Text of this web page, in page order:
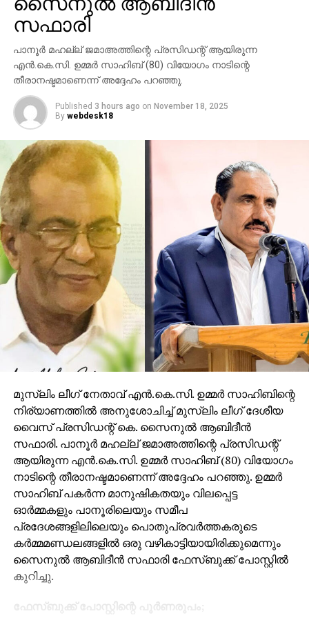
അവരോട് ഏറ്റുമുട്ടി വിജയിക്കട്ടെ
നമ്മുടെ എല്ലാം പ്രാർത്ഥന സഫലമായി മമ്മൂട്ടി
രോഗത്തെ തോൽപിച്ചു വീണ്ടും തിരിച്ചു വന്നിരിക്കുന്നു.
..നാട്യ കലയിൽ സപര്യ തുടരാൻ. ..തുടർന്നും മമ്മൂട്ടി
നമ്മെ വിസ്മയിപ്പിക്കട്ടെ
ഒരു ആഗ്രഹം കൂടി പങ്കു വയ്ക്കുന്നു :
കേരള സമൂഹത്തെ മാറ്റി മറിച്ച മഹാത്മാ അയ്യങ്കാളി
എന്ന ചരിത്ര പുരുഷനെ മമ്മൂട്ടി അഭ്രപാളികളിൽ
അവതരിപ്പിച്ചു കാണണം എന്ന ആഗ്രഹം
ഒരുMammootty fan
സഫാരി
പാനൂര്‍ മഹല്ല് ജമാഅത്തിന്റെ പ്രസിഡന്റ് ആയിരുന്ന
എന്‍.കെ.സി. ഉമ്മര്‍ സാഹിബ് (80) വിയോഗം നാടിന്റെ
തീരാനഷ്ടമാണെന്ന് അദ്ദേഹം പറഞ്ഞു.
Published 3 hours ago on November 18, 2025
By webdesk18
മുസ്‌ലിം ലീഗ് നേതാവ് എന്‍.കെ.സി. ഉമ്മര്‍ സാഹിബിന്റെ
നിര്യാണത്തില്‍ അനുശോചിച്ച് മുസ്‌ലിം ലീഗ് ദേശീയ
വൈസ് പ്രസിഡന്റ് കെ. സൈനുല്‍ ആബിദീന്‍
സഫാരി. പാനൂര്‍ മഹല്ല് ജമാഅത്തിന്റെ പ്രസിഡന്റ്
ആയിരുന്ന എന്‍.കെ.സി. ഉമ്മര്‍ സാഹിബ് (80) വിയോഗം
നാടിന്റെ തീരാനഷ്ടമാണെന്ന് അദ്ദേഹം പറഞ്ഞു. ഉമ്മര്‍
സാഹിബ് പകര്‍ന്ന മാനുഷികതയും വിലപ്പെട്ട
ഓര്‍മ്മകളും പാനൂരിലെയും സമീപ
പ്രദേശങ്ങളിലിലെയും പൊതുപ്രവര്‍ത്തകരുടെ
കര്‍മ്മമണ്ഡലങ്ങളില്‍ ഒരു വഴികാട്ടിയായിരിക്കുമെന്നും
സൈനുല്‍ ആബിദീന്‍ സഫാരി ഫേസ്ബുക്ക് പോസ്റ്റില്‍
കുറിച്ചു.
ഫേസ്ബുക്ക് പോസ്റ്റിന്റെ പൂര്‍ണരൂപം;